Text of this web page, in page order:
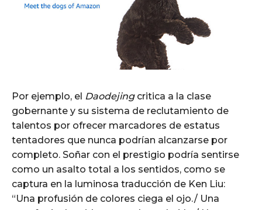
Por ejemplo, el Daodejingcritica a la clase
gobernante y su sistema de reclutamiento de
talentos por ofrecer marcadores de estatus
tentadores que nunca podrían alcanzarse por
completo. Soñar con el prestigio podría sentirse
como un asalto total a los sentidos, como se
captura en la luminosa traducción de Ken Liu:
“Una profusión de colores ciega el ojo./ Una